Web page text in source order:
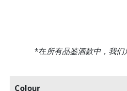
*在所有品鉴酒款中，我